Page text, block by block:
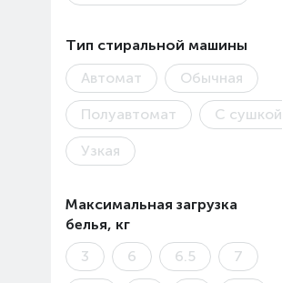
Тип стиральной машины
Автомат
Обычная
Полуавтомат С сушкой
Узкая
Максимальная загрузка
белья, кг
3
6 6.5 7